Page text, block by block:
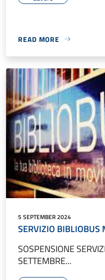
READ MORE
5 SEPTEMBER 2024
SERVIZIO BIBLIOBUS
SOSPENSIONE
SETTEMBRE...